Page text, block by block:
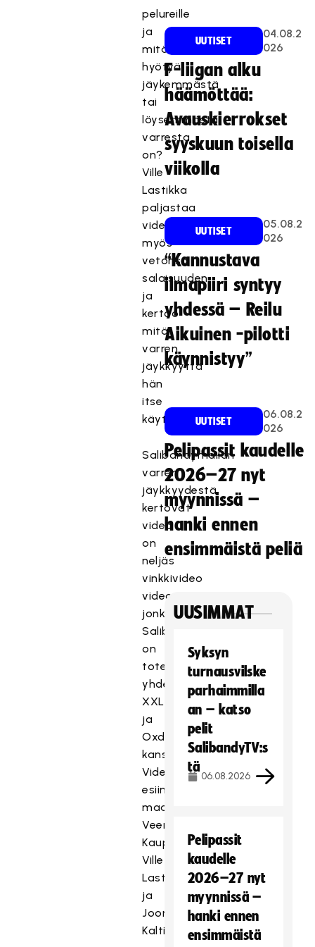
pelureille
ja
mitä
hyötyä
jäykemmästä
tai
löysemmästä
varresta
on?
Ville
Lastikka
paljastaa
videolla
myös
vetonsa
salaisuuden
ja
kertoo
mitä
varren
jäykkyyttä
hän
itse
käyttää.
Salibandymailan
varren
jäykkyydestä
kertovat
video
on
neljäs
vinkkivideo
videosarjassa,
jonka
Salibandyliitto
on
toteuttanut
yhdessä
XXL:n
ja
Oxdogin
kanssa.
Videoilla
esiintyvät
maajoukkuepelaajat
Veera
Kauppi,
Ville
Lastikka
ja
Joonas
Kaltiainen.
UUTISET
04.08.2
026
F-liigan alku
häämöttää:
Avauskierrokset
syyskuun toisella
viikolla
UUTISET
05.08.2
026
“Kannustava
ilmapiiri syntyy
yhdessä – Reilu
Aikuinen -pilotti
käynnistyy”
UUTISET
06.08.2
026
Pelipassit kaudelle
2026–27 nyt
myynnissä –
hanki ennen
ensimmäistä peliä
UUSIMMAT
Syksyn
turnausvilske
parhaimmilla
an – katso
pelit
SalibandyTV:s
tä
06.08.2026
Pelipassit
kaudelle
2026–27 nyt
myynnissä –
hanki ennen
ensimmäistä